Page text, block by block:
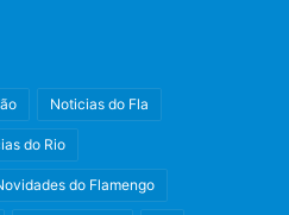
Noticias do Fla
do Rio
do Flamengo